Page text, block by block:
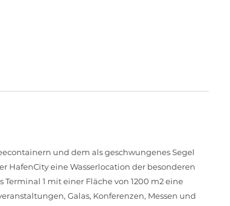
und dem als geschwungenes Segel
HafenCity eine Wasserlocation der besonderen
1 mit einer Fläche von 1200 m2 eine
Galas, Konferenzen, Messen und